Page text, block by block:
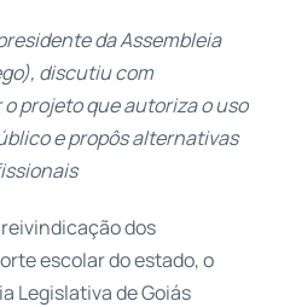
da Assembleia
discutiu com
projeto que autoriza o uso
e propôs alternativas
dos
escolar do estado, o
Legislativa de Goiás